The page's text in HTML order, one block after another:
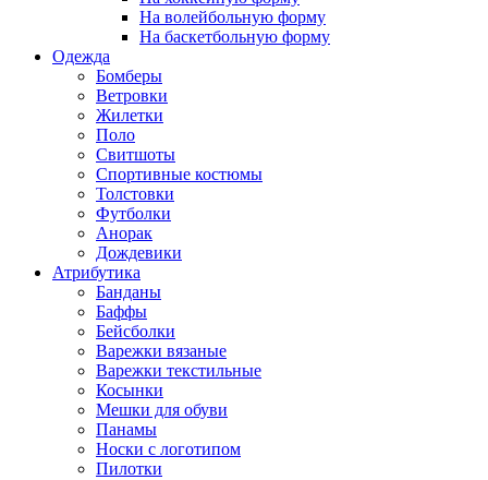
На волейбольную форму
На баскетбольную форму
Одежда
Бомберы
Ветровки
Жилетки
Поло
Свитшоты
Спортивные костюмы
Толстовки
Футболки
Анорак
Дождевики
Атрибутика
Банданы
Баффы
Бейсболки
Варежки вязаные
Варежки текстильные
Косынки
Мешки для обуви
Панамы
Носки с логотипом
Пилотки